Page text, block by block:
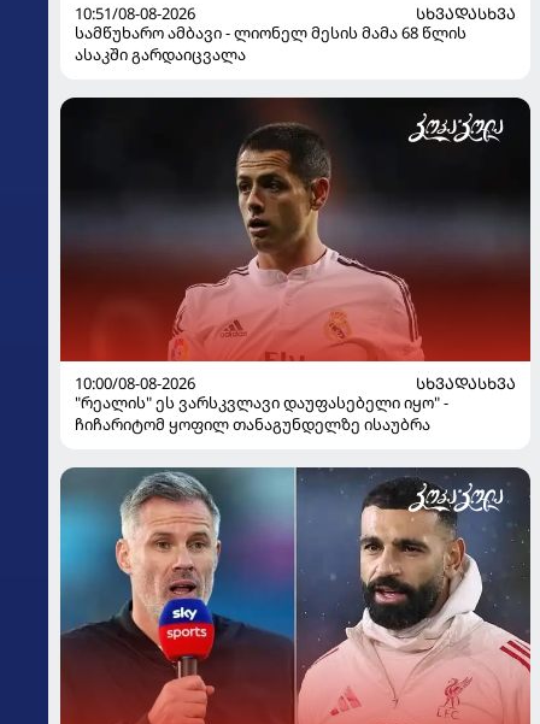
10:51/08-08-2026
ᲡᲮᲕᲐᲓᲐᲡᲮᲕᲐ
სამწუხარო ამბავი - ლიონელ მესის მამა 68 წლის
ასაკში გარდაიცვალა
10:00/08-08-2026
ᲡᲮᲕᲐᲓᲐᲡᲮᲕᲐ
"რეალის" ეს ვარსკვლავი დაუფასებელი იყო" -
ჩიჩარიტომ ყოფილ თანაგუნდელზე ისაუბრა